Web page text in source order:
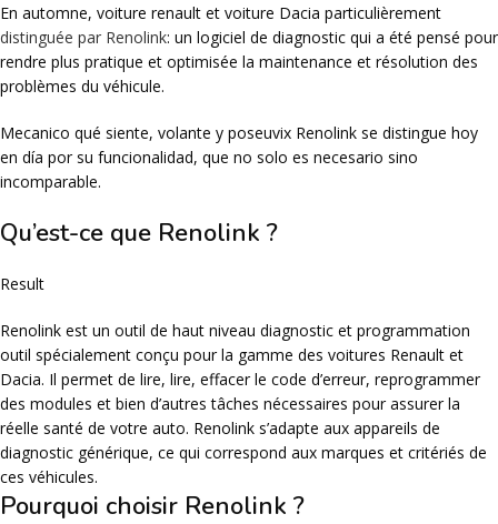
En automne, voiture renault et voiture Dacia particulièrement
distinguée par Renolink: un logiciel de diagnostic qui a été pensé pour
rendre plus pratique et optimisée la maintenance et résolution des
problèmes du véhicule.
Mecanico qué siente, volante y poseuvix Renolink se distingue hoy
en día por su funcionalidad, que no solo es necesario sino
incomparable.
Qu’est-ce que Renolink ?
Result
Renolink est un outil de haut niveau diagnostic et programmation
outil spécialement conçu pour la gamme des voitures Renault et
Dacia. Il permet de lire, lire, effacer le code d’erreur, reprogrammer
des modules et bien d’autres tâches nécessaires pour assurer la
réelle santé de votre auto. Renolink s’adapte aux appareils de
diagnostic générique, ce qui correspond aux marques et critériés de
ces véhicules.
Pourquoi choisir Renolink ?